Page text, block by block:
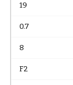
19
0.7
8
F2